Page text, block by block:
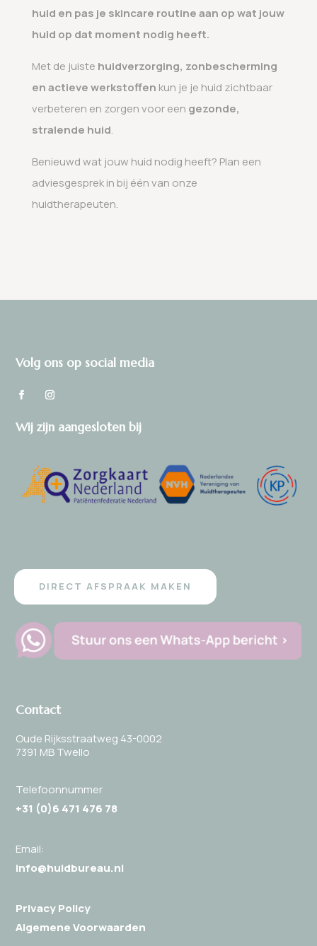
huid en pas je skincare routine aan op wat jouw
huid op dat moment nodig heeft.
Met de juiste huidverzorging, zonbescherming
en actieve werkstoffen kun je je huid zichtbaar
verbeteren en zorgen voor een gezonde,
stralende huid.
Benieuwd wat jouw huid nodig heeft? Plan een
adviesgesprek in bij één van onze
huidtherapeuten.
Volg ons op social media
Wij zijn aangesloten bij
DIRECT AFSPRAAK MAKEN
Contact
Oude Rijksstraatweg 43-0002
7391 MB Twello
Telefoonnummer
+31 (0)6 471 476 78
Email:
info@huidbureau.nl
Privacy Policy
Algemene Voorwaarden